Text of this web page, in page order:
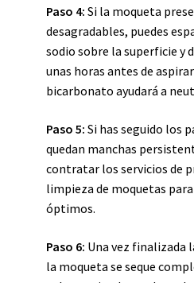
Paso 4: Si la moqueta
desagradables, puedes
sodio sobre la superficie y
unas horas antes de
bicarbonato ayudará a
Paso 5: Si has seguido los
quedan manchas
contratar los servicios de
limpieza de moquetas
óptimos.
Paso 6: Una vez finalizada
la moqueta se seque